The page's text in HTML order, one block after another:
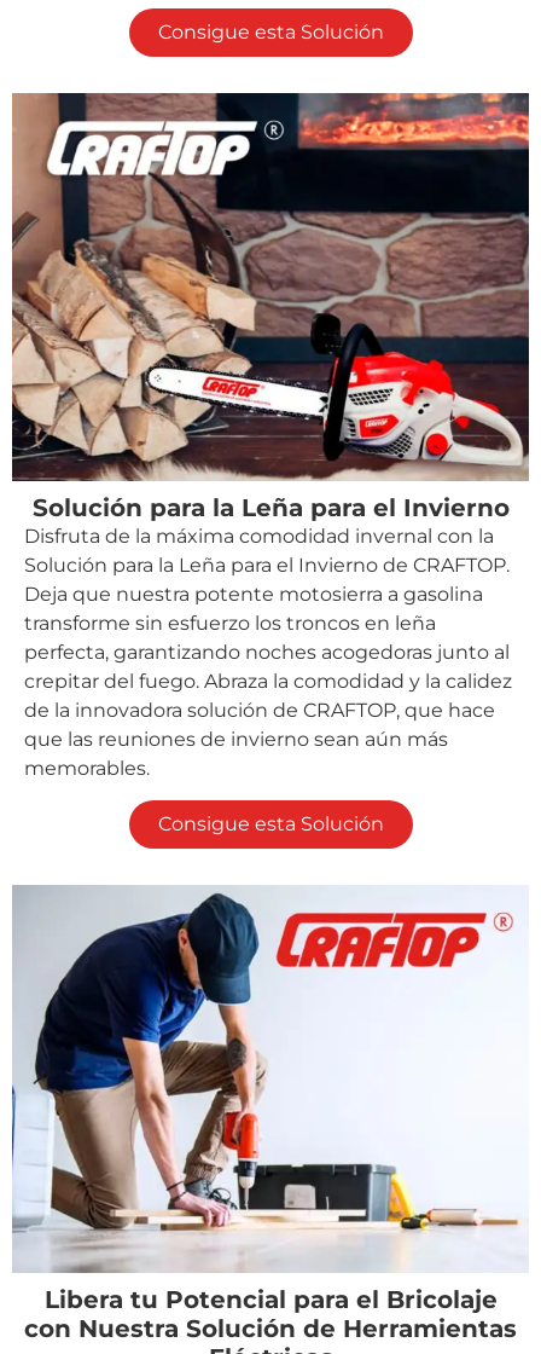
Consigue esta Solución
Solución para la Leña para el Invierno
Disfruta de la máxima comodidad invernal con la
Solución para la Leña para el Invierno de CRAFTOP.
Deja que nuestra potente motosierra a gasolina
transforme sin esfuerzo los troncos en leña
perfecta, garantizando noches acogedoras junto al
crepitar del fuego. Abraza la comodidad y la calidez
de la innovadora solución de CRAFTOP, que hace
que las reuniones de invierno sean aún más
memorables.
Consigue esta Solución
Libera tu Potencial para el Bricolaje
con Nuestra Solución de Herramientas